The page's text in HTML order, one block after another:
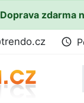
Doprava zdarma
access_time